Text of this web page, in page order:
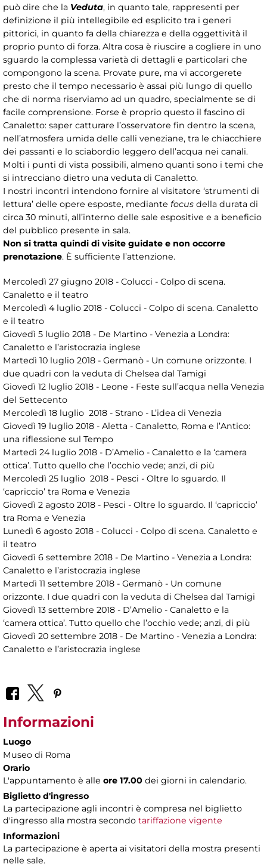
può dire che la Veduta, in quanto tale, rappresenti per
definizione il più intellegibile ed esplicito tra i generi
pittorici, in quanto fa della chiarezza e della oggettività il
proprio punto di forza. Altra cosa è riuscire a cogliere in uno
sguardo la complessa varietà di dettagli e particolari che
compongono la scena. Provate pure, ma vi accorgerete
presto che il tempo necessario è assai più lungo di quello
che di norma riserviamo ad un quadro, specialmente se di
facile comprensione. Forse è proprio questo il fascino di
Canaletto: saper catturare l’osservatore fin dentro la scena,
nell’atmosfera umida delle calli veneziane, tra le chiacchiere
dei passanti e lo sciabordio leggero dell’acqua nei canali.
Molti i punti di vista possibili, almeno quanti sono i temi che
si intrecciano dietro una veduta di Canaletto.
I nostri incontri intendono fornire al visitatore ‘strumenti di
lettura’ delle opere esposte, mediante focus della durata di
circa 30 minuti, all’interno delle sale espositive e a beneficio
del pubblico presente in sala.
Non si tratta quindi di visite guidate e non occorre
prenotazione. È sufficiente l’attenzione.
Mercoledì 27 giugno 2018 - Colucci - Colpo di scena.
Canaletto e il teatro
Mercoledì 4 luglio 2018 - Colucci - Colpo di scena. Canaletto
e il teatro
Giovedì 5 luglio 2018 - De Martino - Venezia a Londra:
Canaletto e l’aristocrazia inglese
Martedì 10 luglio 2018 - Germanò - Un comune orizzonte. I
due quadri con la veduta di Chelsea dal Tamigi
Giovedì 12 luglio 2018 - Leone - Feste sull’acqua nella Venezia
del Settecento
Mercoledì 18 luglio 2018 - Strano - L’idea di Venezia
Giovedì 19 luglio 2018 - Aletta - Canaletto, Roma e l’Antico:
una riflessione sul Tempo
Martedì 24 luglio 2018 - D’Amelio - Canaletto e la ‘camera
ottica’. Tutto quello che l’occhio vede; anzi, di più
Mercoledì 25 luglio 2018 - Pesci - Oltre lo sguardo. Il
‘capriccio’ tra Roma e Venezia
Giovedì 2 agosto 2018 - Pesci - Oltre lo sguardo. Il ‘capriccio’
tra Roma e Venezia
Lunedì 6 agosto 2018 - Colucci - Colpo di scena. Canaletto e
il teatro
Giovedì 6 settembre 2018 - De Martino - Venezia a Londra:
Canaletto e l’aristocrazia inglese
Martedì 11 settembre 2018 - Germanò - Un comune
orizzonte. I due quadri con la veduta di Chelsea dal Tamigi
Giovedì 13 settembre 2018 - D’Amelio - Canaletto e la
‘camera ottica’. Tutto quello che l’occhio vede; anzi, di più
Giovedì 20 settembre 2018 - De Martino - Venezia a Londra:
Canaletto e l’aristocrazia inglese
Informazioni
Luogo
Museo di Roma
Orario
L'appuntamento è alle ore 17.00 dei giorni in calendario.
Biglietto d'ingresso
La partecipazione agli incontri è compresa nel biglietto
d'ingresso alla mostra secondo tariffazione vigente
Informazioni
La partecipazione è aperta ai visitatori della mostra presenti
nelle sale.